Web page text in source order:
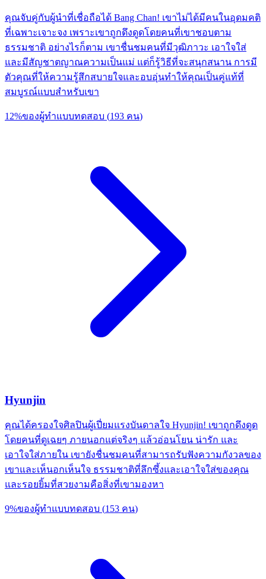
คุณจับคู่กับผู้นำที่เชื่อถือได้ Bang Chan! เขาไม่ได้มีคนในอุดมคติ
ที่เฉพาะเจาะจง เพราะเขาถูกดึงดูดโดยคนที่เขาชอบตาม
ธรรมชาติ อย่างไรก็ตาม เขาชื่นชมคนที่มีวุฒิภาวะ เอาใจใส่
และมีสัญชาตญาณความเป็นแม่ แต่ก็รู้วิธีที่จะสนุกสนาน การมี
ตัวคุณที่ให้ความรู้สึกสบายใจและอบอุ่นทำให้คุณเป็นคู่แท้ที่
สมบูรณ์แบบสำหรับเขา
12%ของผู้ทำแบบทดสอบ (193 คน)
Hyunjin
คุณได้ครองใจศิลปินผู้เปี่ยมแรงบันดาลใจ Hyunjin! เขาถูกดึงดูด
โดยคนที่ดูเฉยๆ ภายนอกแต่จริงๆ แล้วอ่อนโยน น่ารัก และ
เอาใจใส่ภายใน เขายังชื่นชมคนที่สามารถรับฟังความกังวลของ
เขาและเห็นอกเห็นใจ ธรรมชาติที่ลึกซึ้งและเอาใจใส่ของคุณ
และรอยยิ้มที่สวยงามคือสิ่งที่เขามองหา
9%ของผู้ทำแบบทดสอบ (153 คน)